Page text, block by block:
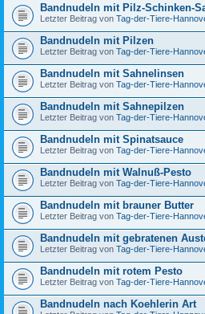
Bandnudeln mit Pilz-Schinken-
Letzter Beitrag von Tag-der-Tiere-
Bandnudeln mit Pilzen
Letzter Beitrag von Tag-der-Tiere-
Bandnudeln mit Sahnelinsen
Letzter Beitrag von Tag-der-Tiere-
Bandnudeln mit Sahnepilzen
Letzter Beitrag von Tag-der-Tiere-
Bandnudeln mit Spinatsauce
Letzter Beitrag von Tag-der-Tiere-
Bandnudeln mit Walnuß-Pesto
Letzter Beitrag von Tag-der-Tiere-
Bandnudeln mit brauner Butter
Letzter Beitrag von Tag-der-Tiere-
Bandnudeln mit gebratenen
Letzter Beitrag von Tag-der-Tiere-
Bandnudeln mit rotem Pesto
Letzter Beitrag von Tag-der-Tiere-
Bandnudeln nach Koehlerin Art